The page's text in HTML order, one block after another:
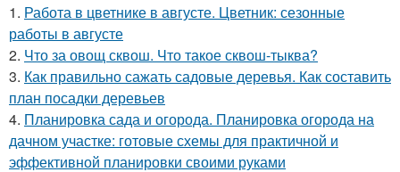
1. Работа в цветнике в августе. Цветник: сезонные
работы в августе
2. Что за овощ сквош. Что такое сквош-тыква?
3. Как правильно сажать садовые деревья. Как составить
план посадки деревьев
4. Планировка сада и огорода. Планировка огорода на
дачном участке: готовые схемы для практичной и
эффективной планировки своими руками